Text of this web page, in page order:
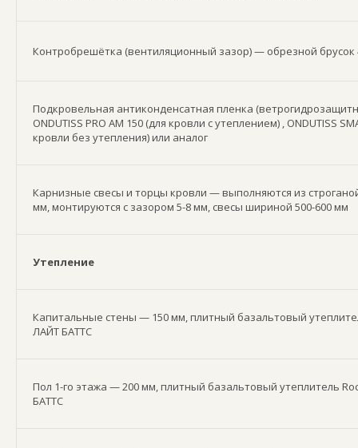
Контробрешётка (вентиляционный зазор) — обрезной брусок
Подкровельная антиконденсатная пленка
ONDUTISS PRO AM 150 (для кровли с утеплением) , ONDUTISS
кровли без утепления) или аналог
Карнизные свесы и торцы кровли — выполняются из
мм, монтируются с зазором 5-8 мм, свесы шириной 500-600 мм
Утепление
Капитальные стены — 150 мм, плитный базальтовый
ЛАЙТ БАТТС
Пол 1-го этажа — 200 мм, плитный базальтовый утеплитель
БАТТС